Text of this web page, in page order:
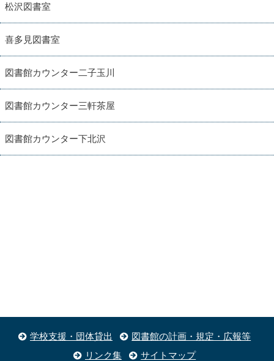
松沢図書室
喜多見図書室
図書館カウンター二子玉川
図書館カウンター三軒茶屋
図書館カウンター下北沢
学校支援・団体貸出
図書館の計画・規定・広報等
リンク集
サイトマップ